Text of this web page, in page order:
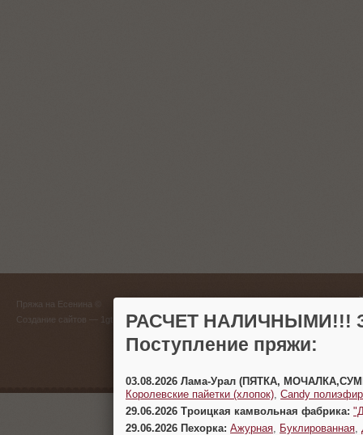
Пряжа на Есенина ©
Создание сайтов
(383)
г.
РАСЧЕТ НАЛИЧНЫМИ!!!
Поступление пряжи:
03.08.2026 Лама-Урал (ПЯТКА,
Королевские пайетки (хлопок) Candy
29.06.2026 Троицкая камвольная фабрика:
29.06.2026 Пехорка: Ажурная Буклированная